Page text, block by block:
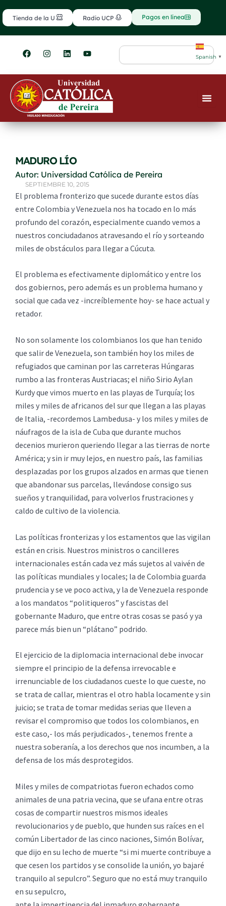
al
contenido
Tienda de la U Radio UCP Pagos en línea
F
a
e
b
o
o
k
I
n
t
g
r
m
L
i
k
e
d
i
n
Y
o
t
u
b
e
Search
Spanish ▼
MADURO LÍO
Autor: Universidad Católica de Pereira
SEPTIEMBRE 10, 2015
El problema fronterizo que sucede durante estos días
entre Colombia y Venezuela nos ha tocado en lo más
profundo del corazón, especialmente cuando vemos a
nuestros conciudadanos atravesando el río y sorteando
miles de obstáculos para llegar a Cúcuta.
El problema es efectivamente diplomático y entre los
dos gobiernos, pero además es un problema humano y
social que cada vez -increíblemente hoy- se hace actual y
retador.
No son solamente los colombianos los que han tenido
que salir de Venezuela, son también hoy los miles de
refugiados que caminan por las carreteras Húngaras
rumbo a las fronteras Austriacas; el niño Sirio Aylan
Kurdy que vimos muerto en las playas de Turquía; los
miles y miles de africanos del sur que llegan a las playas
de Italia, -recordemos Lambedusa- y los miles y miles de
náufragos de la isla de Cuba que durante muchos
decenios murieron queriendo llegar a las tierras de norte
América; y sin ir muy lejos, en nuestro país, las familias
desplazadas por los grupos alzados en armas que tienen
que abandonar sus parcelas, llevándose consigo sus
sueños y tranquilidad, para volverlos frustraciones y
caldo de cultivo de la violencia.
Las políticas fronterizas y los estamentos que las vigilan
están en crisis. Nuestros ministros o cancilleres
internacionales están cada vez más sujetos al vaivén de
las políticas mundiales y locales; la de Colombia guarda
prudencia y se ve poco activa, y la de Venezuela responde
a los mandatos “politiqueros” y fascistas del
gobernante Maduro, que entre otras cosas se pasó y ya
parece más bien un “plátano” podrido.
El ejercicio de la diplomacia internacional debe invocar
siempre el principio de la defensa irrevocable e
irrenunciable de los ciudadanos cueste lo que cueste, no
se trata de callar, mientras el otro habla locamente y sin
juicio; se trata de tomar medidas serias que lleven a
revisar el compromiso que todos los colombianos, en
este caso,- los más perjudicados-, tenemos frente a
nuestra soberanía, a los derechos que nos incumben, a la
defensa de los más desprotegidos.
Miles y miles de compatriotas fueron echados como
animales de una patria vecina, que se ufana entre otras
cosas de compartir nuestros mismos ideales
revolucionarios y de pueblo, que hunden sus raíces en el
común Libertador de las cinco naciones, Simón Bolívar,
que dijo en su lecho de muerte “si mi muerte contribuye a
que cesen los partidos y se consolide la unión, yo bajaré
tranquilo al sepulcro”. Seguro que no está muy tranquilo
en su sepulcro,